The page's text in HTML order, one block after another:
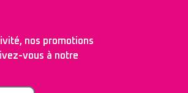
nos promotions
vous à notre